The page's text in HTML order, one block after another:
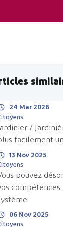
24 Mar 2026
/
facilement
13 Nov 2025
pouvez
06 Nov 2025